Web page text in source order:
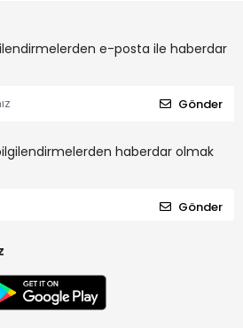
e-posta ile haberdar
Gönder
haberdar olmak
Gönder